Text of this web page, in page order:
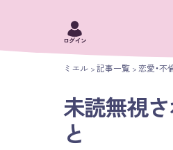
ログイン
ミエル 記事一覧 恋愛・不
未読無視
と